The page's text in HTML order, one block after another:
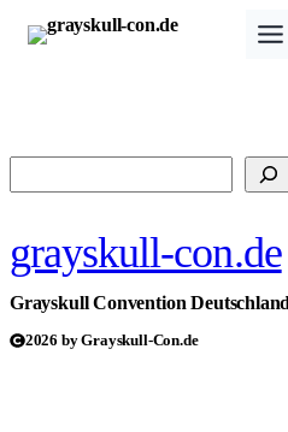
Zum
Inhalt
grayskull-con.de
Grayskull Convention Deutschland
2026 by Grayskull-Con.de